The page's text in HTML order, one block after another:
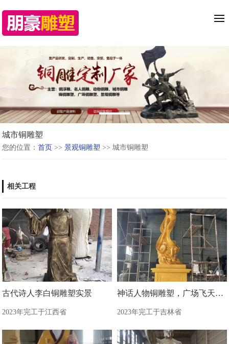
城市铜雕塑
您的位置：首页 >>景观铜雕塑 >> 城市铜雕塑
相关工程
古代诗人李白铜雕塑实景
2023年完工于江西省
神话人物铜雕塑，广场飞天铜雕塑制造商
2023年完工于吉林省